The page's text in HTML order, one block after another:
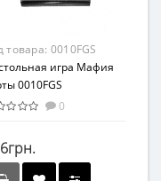
товара: 0010FGS
игра Мафия
0010FGS
0